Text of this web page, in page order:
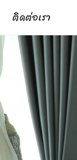
ติดต่อเรา